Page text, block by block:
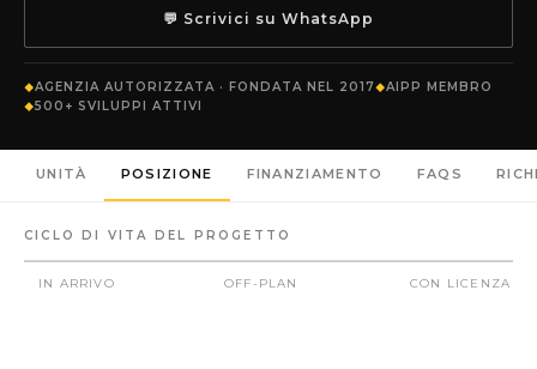
💬 Scrivici su WhatsApp
AGENZIA AUTORIZZATA · FONDATA NEL 2017
AIPP MEMBRO
500+ SVILUPPI ATTIVI
UNITÀ POSIZIONE FINANZIAMENTO FAQS
CICLO DI VITA DEL PROGETTO
IN ARRIVO OFF-PLAN CON LICENZA